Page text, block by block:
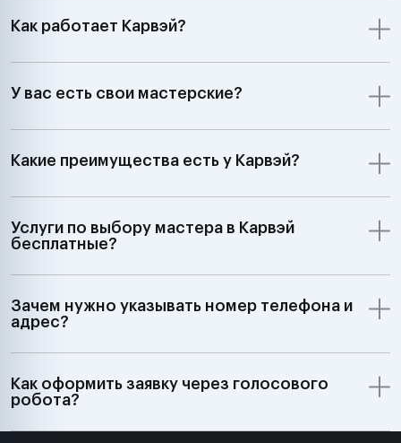
Как работает Карвэй?
У вас есть свои мастерские?
Какие преимущества есть у Карвэй?
Услуги по выбору мастера в Карвэй
бесплатные?
Зачем нужно указывать номер телефона и
адрес?
Как оформить заявку через голосового
робота?